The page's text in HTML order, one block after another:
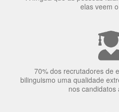
70% dos recrutadores de
bilinguismo uma qualidade
nos candidatos